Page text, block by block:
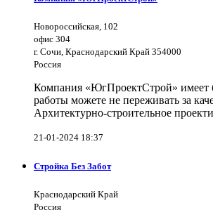
Новороссийская, 102
офис 304
г. Сочи, Краснодарский Край 354000
Россия
Компания «ЮгПроектСтрой» имеет
работы можете не переживать за
Архитектурно-строительное
21-01-2024 18:37
Стройка Без Забот
Краснодарский Край
Россия